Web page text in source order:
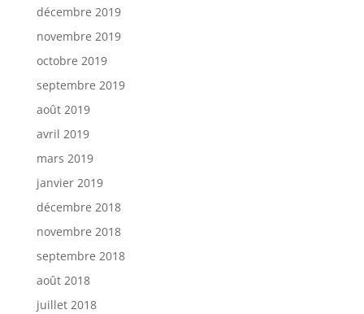
décembre 2019
novembre 2019
octobre 2019
septembre 2019
août 2019
avril 2019
mars 2019
janvier 2019
décembre 2018
novembre 2018
septembre 2018
août 2018
juillet 2018